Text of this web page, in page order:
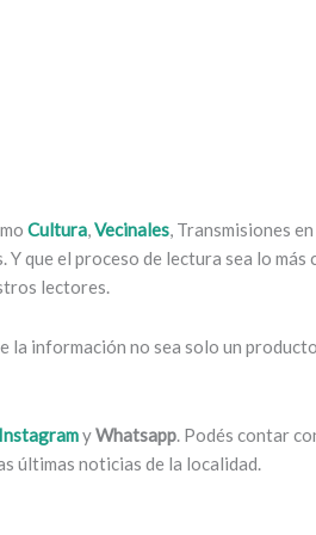
Cultura,Vecinales, Transmisiones
que el proceso de lectura sea lo más
lectores.
la información no sea solo un
yWhatsapp. Podés contar
últimas noticias de la localidad.